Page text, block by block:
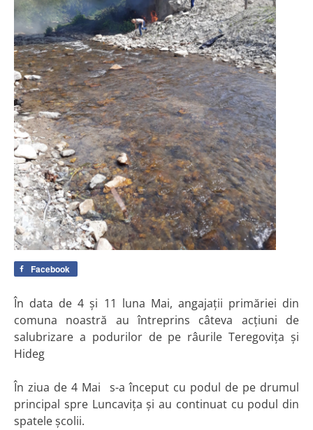
Facebook
În data de 4 și 11 luna Mai, angajații primăriei din
comuna noastră au întreprins câteva acțiuni de
salubrizare a podurilor de pe râurile Teregovița și
Hideg
În ziua de 4 Mai s-a început cu podul de pe drumul
principal spre Luncavița și au continuat cu podul din
spatele școlii.